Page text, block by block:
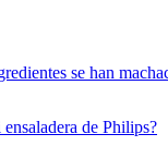
se han
de Philips?